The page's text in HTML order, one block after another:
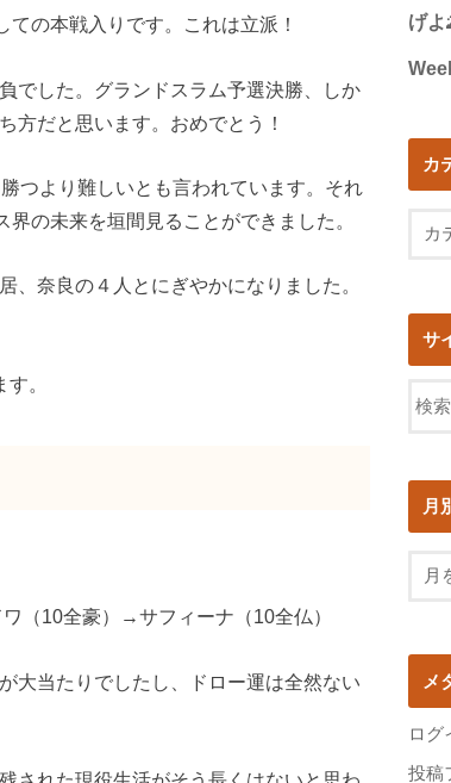
の本戦入りです。これは立派！
でした。グランドスラム予選決勝、しか
方だと思います。おめでとう！
つより難しいとも言われています。それ
の未来を垣間見ることができました。
、奈良の４人とにぎやかになりました。
。
（10全豪）→サフィーナ（10全仏）
大当たりでしたし、ドロー運は全然ない
げよ
カ
サ
月
メ
ログ
投稿